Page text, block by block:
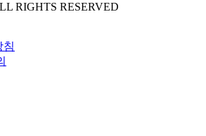
RIGHTS RESERVED
침